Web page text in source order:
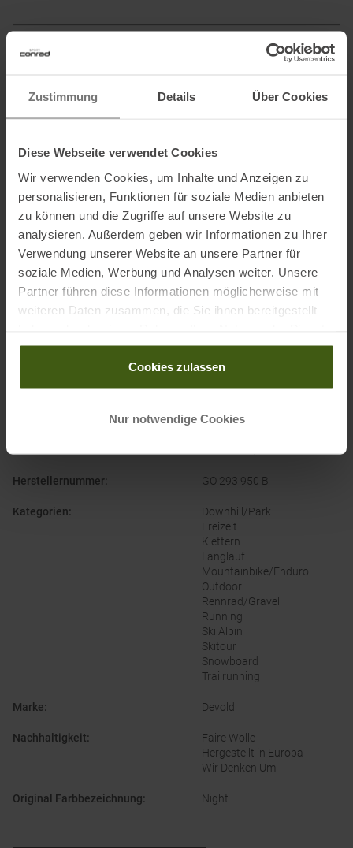
Zustimmung Details Über Cookies
Diese Webseite verwendet Cookies
Wir verwenden Cookies, um Inhalte und Anzeigen zu
personalisieren, Funktionen für soziale Medien anbieten
zu können und die Zugriffe auf unsere Website zu
analysieren. Außerdem geben wir Informationen zu Ihrer
Verwendung unserer Website an unsere Partner für
soziale Medien, Werbung und Analysen weiter. Unsere
Partner führen diese Informationen möglicherweise mit
weiteren Daten zusammen, die Sie ihnen bereitgestellt
gesammelt haben.
Cookies zulassen
Nur notwendige Cookies
Ausgezeichnet mit
PRODUKTEIGENSCHAFTEN :
Bekleidungsfunktion:
Atmungsaktiv
Feuchtigkeitsregulierend
Geruchsneutral
Schnelltrocknend
Temperaturregulierend
Bekleidungsmaterial:
Merino
Wolle
Herren
Herstellernummer: GO 293 950 B
Kategorien:
Downhill/Park
Freizeit
Klettern
Langlauf
Mountainbike/Enduro
Outdoor
Rennrad/Gravel
Running
Ski Alpin
Skitour
Snowboard
Trailrunning
Marke: Devold
Nachhaltigkeit:
Faire Wolle
Hergestellt in Europa
Wir Denken Um
Original Farbbezeichnung: Night